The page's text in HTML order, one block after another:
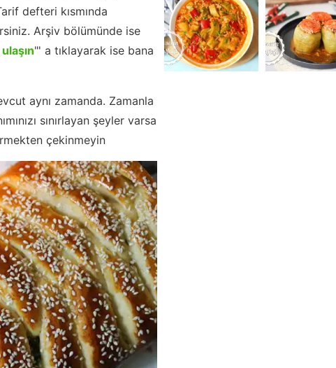
defteri kısmında
Arşiv bölümünde ise
"' a tıklayarak ise bana
aynı zamanda. Zamanla
sınırlayan şeyler varsa
çekinmeyin